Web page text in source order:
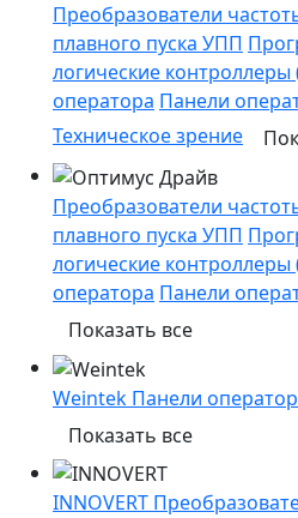
Преобразователи
плавного пуска УПП
логические
оператора Панели
Техническое зрение
Преобразователи
плавного пуска УПП
логические
оператора Панели
Показать все
Weintek Панели
Показать все
INNOVERT